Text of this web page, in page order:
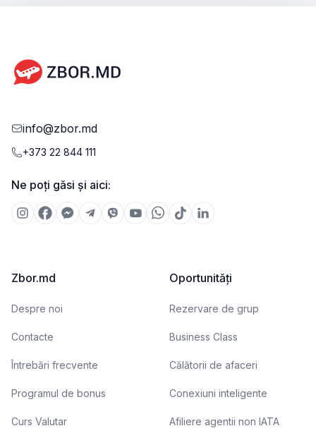
info@zbor.md
+373 22 844 111
Ne poți găsi și aici:
Zbor.md
Despre noi
Contacte
Întrebări frecvente
Programul de bonus
Curs Valutar
Oportunități
Rezervare de grup
Business Class
Călătorii de afaceri
Conexiuni inteligente
Afiliere agentii non IATA